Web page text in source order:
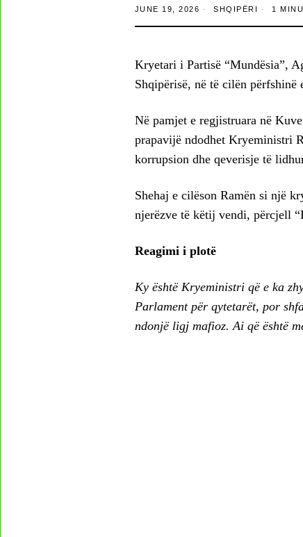
JUNE 19, 2026 SHQIPËRI 1
Kryetari i Partisë “Mundësia”,
Shqipërisë, në të cilën
Në pamjet e regjistruara në
prapavijë ndodhet Kryeministri
korrupsion dhe qeverisje të
Shehaj e cilëson Ramën si një
njerëzve të këtij vendi, përcjell
Reagimi i plotë
Ky është Kryeministri që e ka
Parlament për qytetarët, por
ndonjë ligj mafioz. Ai që është